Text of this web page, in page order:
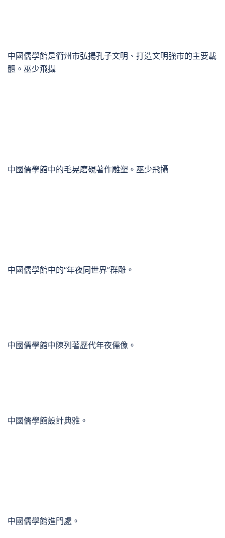
中國儒學館是衢州市弘揚孔子文明、打造文明強市的主要載
體。巫少飛攝
中國儒學館中的毛晃磨硯著作雕塑。巫少飛攝
中國儒學館中的“年夜同世界”群雕。
中國儒學館中陳列著歷代年夜儒像。
中國儒學館設計典雅。
中國儒學館進門處。